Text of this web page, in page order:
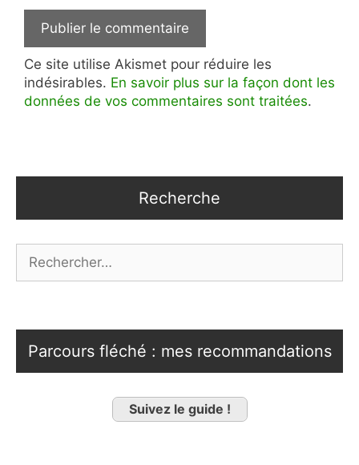
Ce site utilise Akismet pour réduire les
indésirables. En savoir plus sur la façon dont les
données de vos commentaires sont traitées.
Recherche
Parcours fléché : mes recommandations
Suivez le guide !